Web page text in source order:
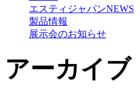
エスティジャパンNEWS
製品情報
展示会のお知らせ
アーカイブ